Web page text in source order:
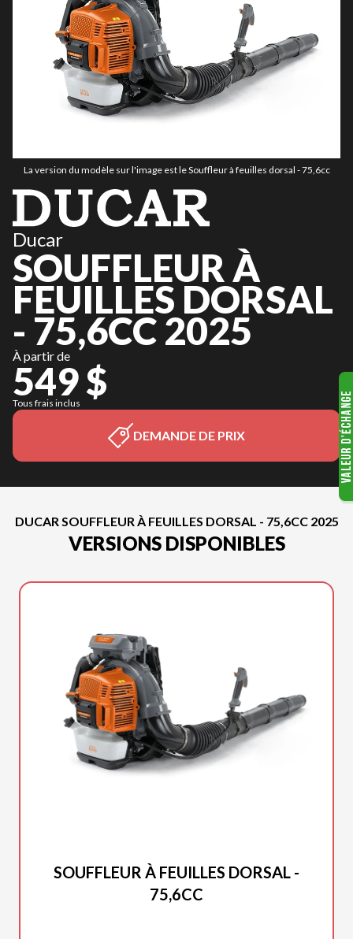
La version du modèle sur l'image est le Souffleur à feuilles dorsal - 75,6cc
Ducar
SOUFFLEUR À
FEUILLES DORSAL
- 75,6CC 2025
À partir de
549 $
Tous frais inclus
DEMANDE DE PRIX
DUCAR SOUFFLEUR À FEUILLES DORSAL - 75,6CC 2025
VERSIONS DISPONIBLES
SOUFFLEUR À FEUILLES DORSAL -
75,6CC